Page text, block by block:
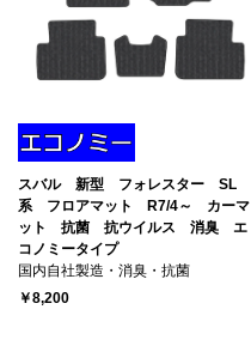
スバル 新型 フォレスター SL
系 フロアマット R7/4～ カーマ
ット 抗菌 抗ウイルス 消臭 エ
コノミータイプ
国内自社製造・消臭・抗菌
￥8,200